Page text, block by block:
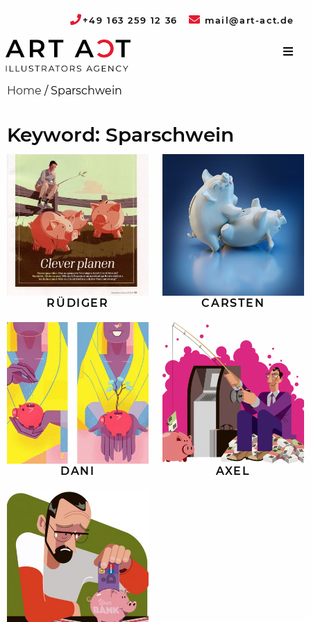
+49 163 259 12 36 mail@art-act.de
Home / Sparschwein
Keyword: Sparschwein
RÜDIGER CARSTEN
DANI AXEL